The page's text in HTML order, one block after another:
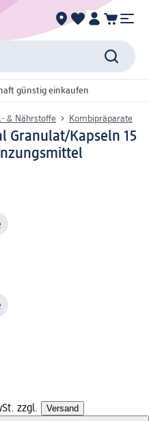
günstig einkaufen
& Nährstoffe Kombipräparate
Granulat/Kapseln 15
zzgl. Versand